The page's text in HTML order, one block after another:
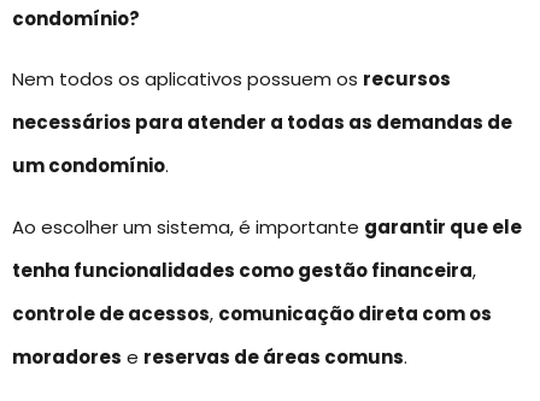
condomínio?
Nem todos os aplicativos possuem os recursos
necessários para atender a todas as demandas de
um condomínio.
Ao escolher um sistema, é importante garantir que ele
tenha funcionalidades como gestão financeira,
controle de acessos, comunicação direta com os
moradores e reservas de áreas comuns.